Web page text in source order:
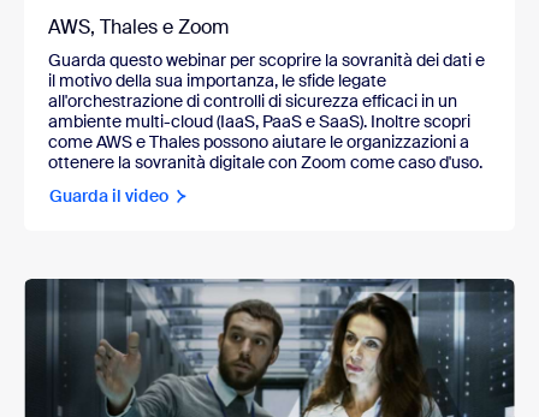
AWS, Thales e Zoom
Guarda questo webinar per scoprire la sovranità dei dati e
il motivo della sua importanza, le sfide legate
all'orchestrazione di controlli di sicurezza efficaci in un
ambiente multi-cloud (IaaS, PaaS e SaaS). Inoltre scopri
come AWS e Thales possono aiutare le organizzazioni a
ottenere la sovranità digitale con Zoom come caso d'uso.
Guarda il video